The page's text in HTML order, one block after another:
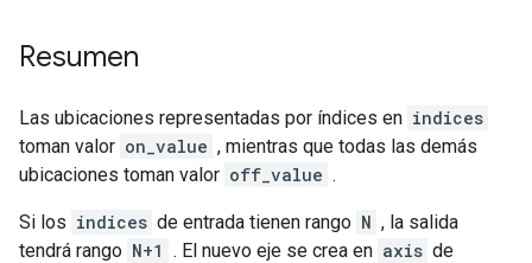
Resumen
Las ubicaciones representadas por índices en indices
toman valor on_value , mientras que todas las demás
ubicaciones toman valor off_value .
Si los indices de entrada tienen rango N , la salida
tendrá rango N+1 . El nuevo eje se crea en axis de